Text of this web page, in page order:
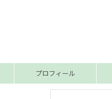
プロフィール